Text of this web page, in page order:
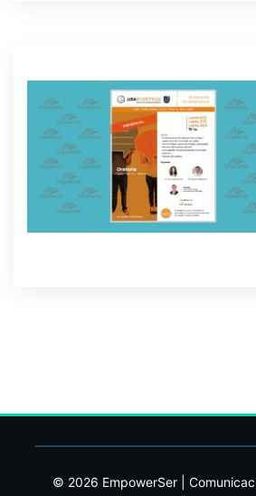
© 2026 EmpowerSer |